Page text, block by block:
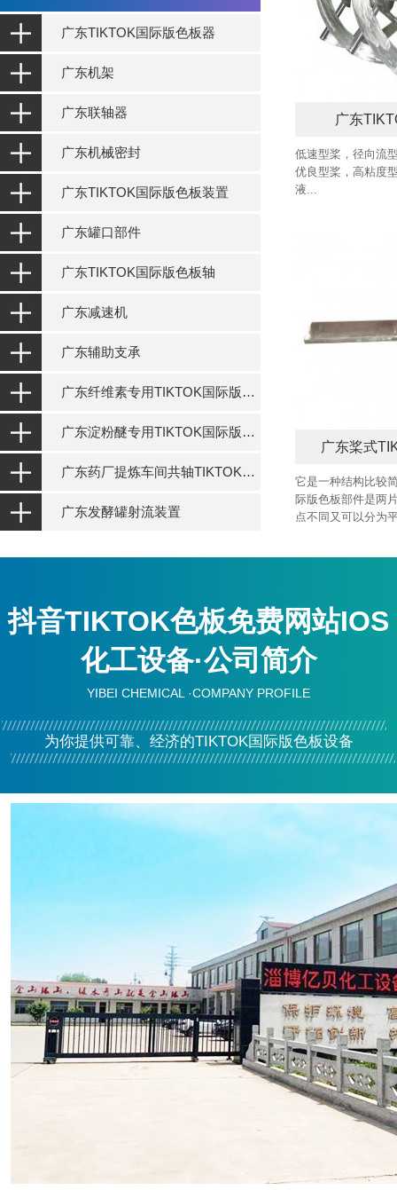
广东TIKTOK国际版色板器
广东机架
广东联轴器
广东机械密封
广东TIKTOK国际版色板装置
广东罐口部件
广东TIKTOK国际版色板轴
广东减速机
广东辅助支承
广东纤维素专用TIKTOK国际版色板设备
广东淀粉醚专用TIKTOK国际版色板设备
广东药厂提炼车间共轴TIKTOK国际版色板设备
广东发酵罐射流装置
广东
低速型桨，径向流
优良型桨，高粘度型
液...
广东桨式
它是一种结构比较简
际版色板部件是两片
点不同又可以分为
抖音TIKTOK色板免费网站IOS
化工设备·公司简介
YIBEI CHEMICAL ·COMPANY PROFILE
为你提供可靠、经济的TIKTOK国际版色板设备